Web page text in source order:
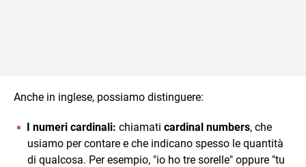
Anche in inglese, possiamo distinguere:
I numeri cardinali: chiamati cardinal numbers, che
usiamo per contare e che indicano spesso le quantità
di qualcosa. Per esempio, "io ho tre sorelle" oppure "tu